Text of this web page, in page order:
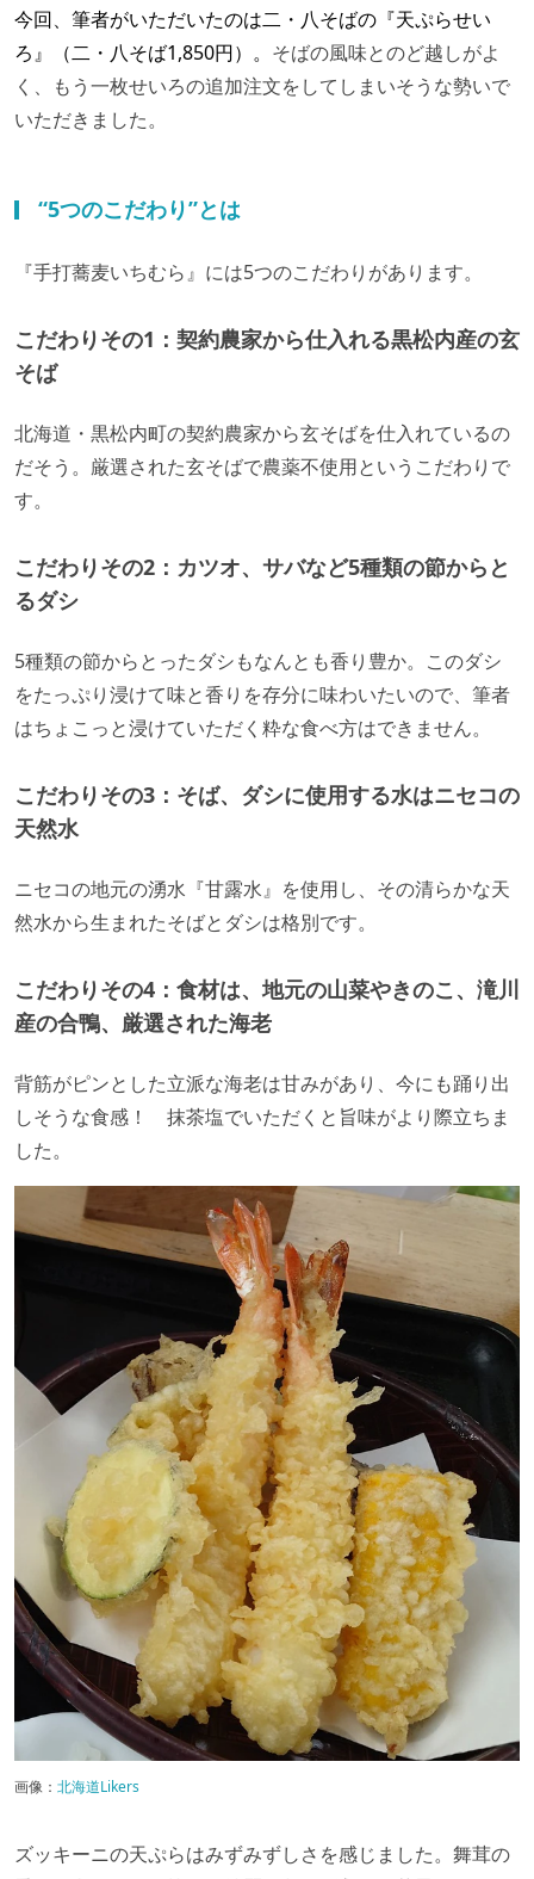
今回、筆者がいただいたのは二・八そばの『天ぷらせい
ろ』（二・八そば1,850円）。 そばの風味とのど越しがよ
く、もう一枚せいろの追加注文をしてしまいそうな勢いで
いただきました。
“5つのこだわり”とは
『手打蕎麦いちむら』には5つのこだわりがあります。
こだわりその1：契約農家から仕入れる黒松内産の玄
そば
北海道・黒松内町の契約農家から玄そばを仕入れているの
だそう。厳選された玄そばで農薬不使用というこだわりで
す。
こだわりその2：カツオ、サバなど5種類の節からと
るダシ
5種類の節からとったダシもなんとも香り豊か。このダシ
をたっぷり浸けて味と香りを存分に味わいたいので、筆者
はちょこっと浸けていただく粋な食べ方はできません。
こだわりその3： そば、ダシに使用する水はニセコの
天然水
ニセコの地元の湧水『甘露水』を使用し、その清らかな天
然水から生まれたそばとダシは格別です。
こだわりその4： 食材は、地元の山菜やきのこ、滝川
産の合鴨、厳選された海老
背筋がピンとした立派な海老は甘みがあり、今にも踊り出
しそうな食感！ 抹茶塩でいただくと旨味がより際立ちま
した。
画像： 北海道Likers
ズッキーニの天ぷらはみずみずしさを感じました。舞茸の